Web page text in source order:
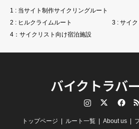
1 : 当サイト制作サイクリングルート
2 : ヒルクライムルート
3 : サイ
4：サイクリスト向け宿泊施設
バイクトラバ
RSS
トップページ ルート一覧 About us